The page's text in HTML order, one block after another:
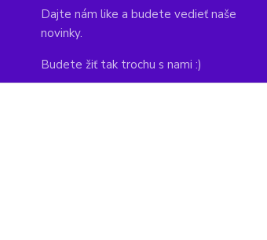
Dajte nám like a budete vedieť naše
novinky.
Budete žiť tak trochu s nami :)